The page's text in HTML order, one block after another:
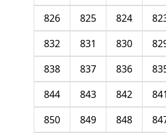
824
825
826
830
831
832
836
837
838
841
842
843
844
848
849
850